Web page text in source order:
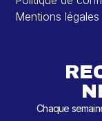
Mentions légales
Chaque